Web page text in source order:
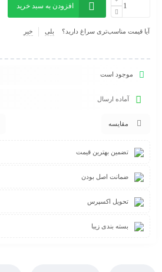
افزودن به سبد خرید
آیا قیمت مناسب‌تری سراغ دارید؟ بلی خیر
موجود است
آماده ارسال
مقایسه
تضمین بهترین قیمت
ضمانت اصل بودن
تحویل اکسپرس
بسته بندی زیبا